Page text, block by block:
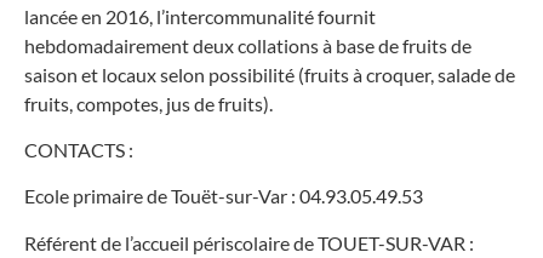
lancée en 2016, l’intercommunalité fournit
hebdomadairement deux collations à base de fruits de
saison et locaux selon possibilité (fruits à croquer, salade de
fruits, compotes, jus de fruits).
CONTACTS :
Ecole primaire de Touët-sur-Var : 04.93.05.49.53
Référent de l’accueil périscolaire de TOUET-SUR-VAR :